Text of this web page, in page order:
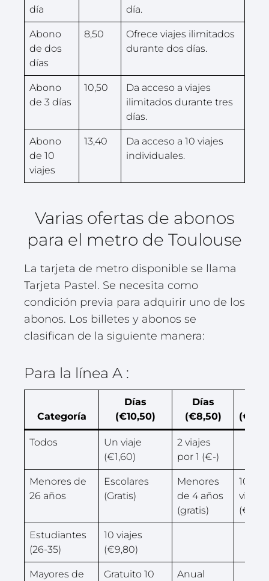
día
día.
Abono
de dos
días
8,50
Ofrece viajes ilimitados
durante dos días.
Abono
de 3 días
10,50
Da acceso a viajes
ilimitados durante tres
días.
Abono
de 10
viajes
13,40
Da acceso a 10 viajes
individuales.
Varias ofertas de abonos
para el metro de Toulouse
La tarjeta de metro disponible se llama
Tarjeta Pastel. Se necesita como
condición previa para adquirir uno de los
abonos. Los billetes y abonos se
clasifican de la siguiente manera:
Para la línea A :
Categoría
Días
(€10,50)
Días
(€8,50)
Todos
Un viaje
(€1,60)
2 viajes
por 1 (€-)
Menores de
26 años
Escolares
(Gratis)
Menores
de 4 años
(gratis)
10
viajes
(€4)
Estudiantes
(26-35)
10 viajes
(€9,80)
Mayores de
Gratuito 10
Anual